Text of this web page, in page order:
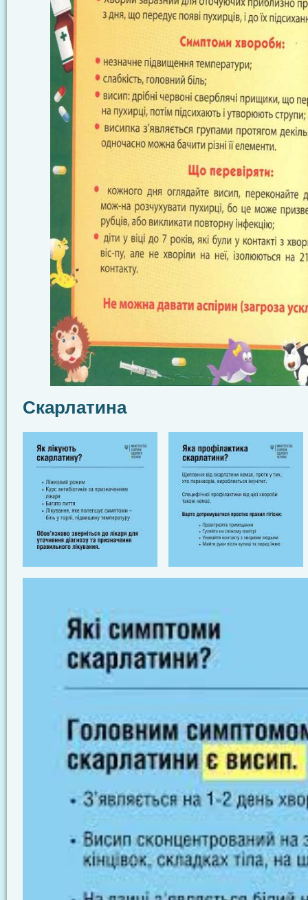
Скарлатина